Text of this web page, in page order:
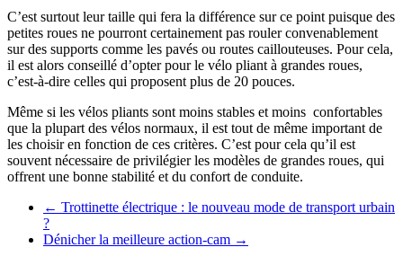
C’est surtout leur taille qui fera la différence sur ce point puisque des
petites roues ne pourront certainement pas rouler convenablement
sur des supports comme les pavés ou routes caillouteuses. Pour cela,
il est alors conseillé d’opter pour le vélo pliant à grandes roues,
c’est-à-dire celles qui proposent plus de 20 pouces.
Même si les vélos pliants sont moins stables et moins confortables
que la plupart des vélos normaux, il est tout de même important de
les choisir en fonction de ces critères. C’est pour cela qu’il est
souvent nécessaire de privilégier les modèles de grandes roues, qui
offrent une bonne stabilité et du confort de conduite.
← Trottinette électrique : le nouveau mode de transport urbain
?
Dénicher la meilleure action-cam →